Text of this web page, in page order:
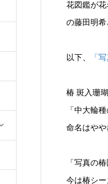
花図鑑が
の藤田明
以下、 「
椿 斑入珊
「中大輪
命名はや
「写真の
今は椿シー